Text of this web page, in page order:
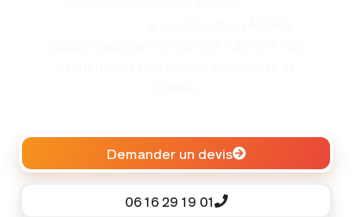
Demander un devis
06 16 29 19 01